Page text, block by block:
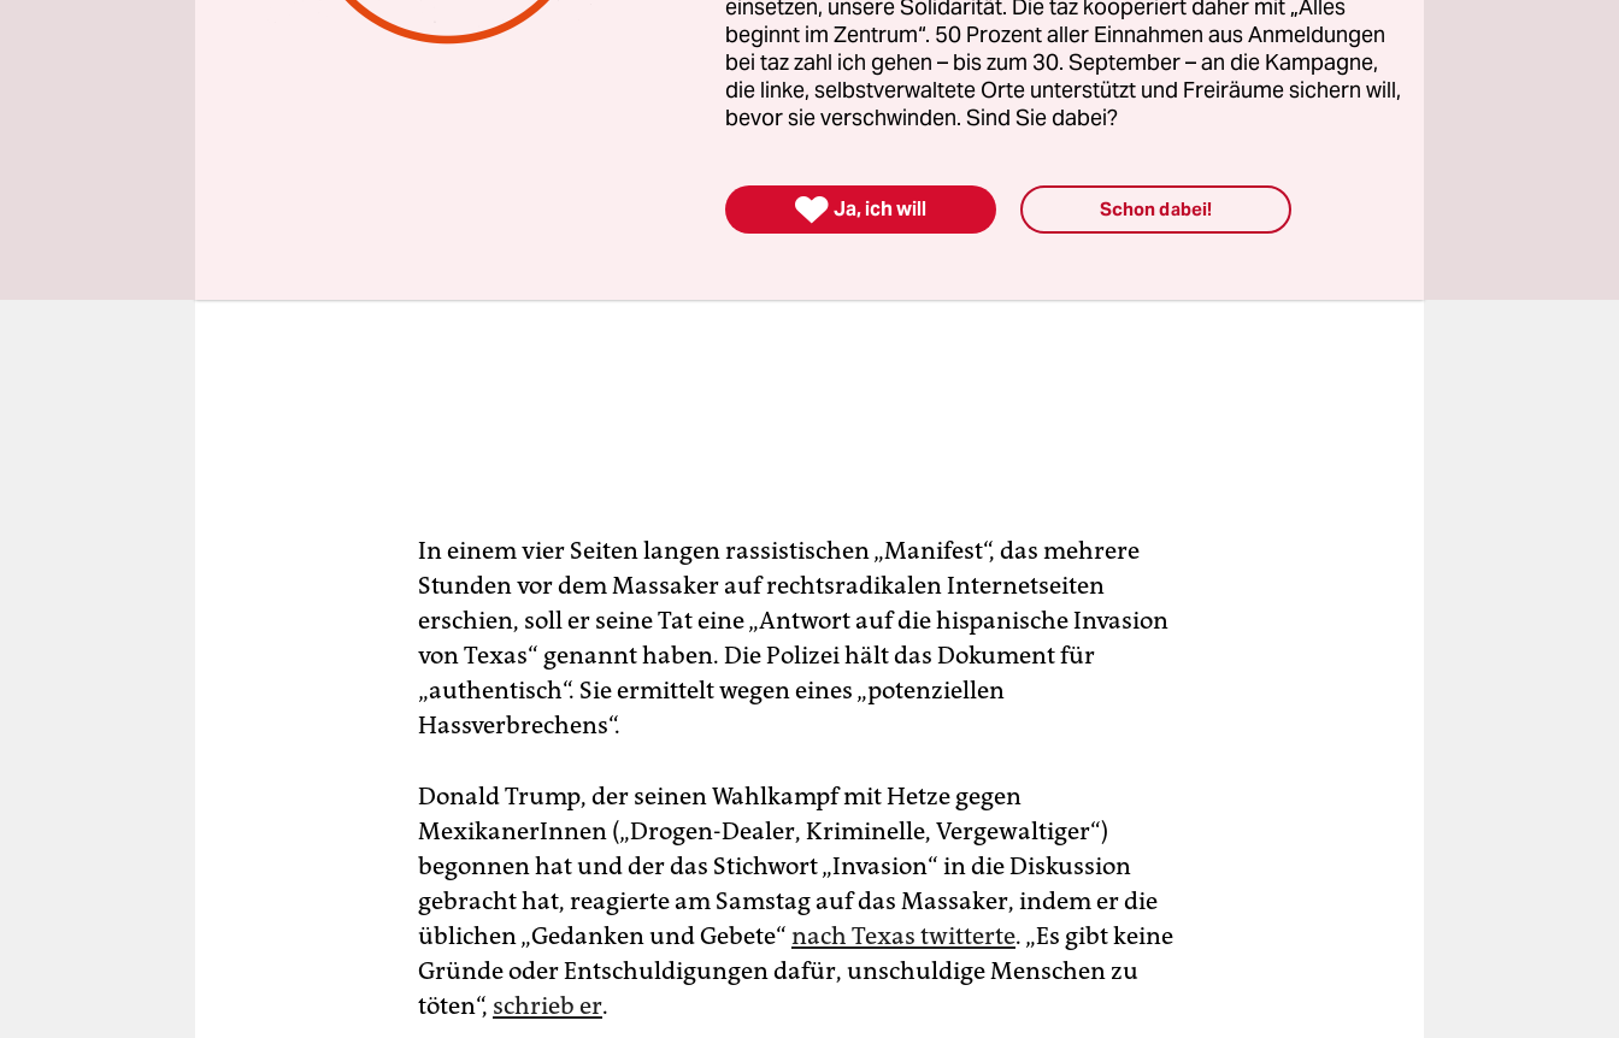
ist mehr als neun Stunden gefahren, um MigrantInnen in der
Grenzstadt zu ermorden.
In einem vier Seiten langen rassistischen „Manifest“, das mehrere
Stunden vor dem Massaker auf rechtsradikalen Internetseiten
erschien, soll er seine Tat eine „Antwort auf die hispanische Invasion
von Texas“ genannt haben. Die Polizei hält das Dokument für
„authentisch“. Sie ermittelt wegen eines „potenziellen
Hassverbrechens“.
Donald Trump, der seinen Wahlkampf mit Hetze gegen
MexikanerInnen („Drogen-Dealer, Kriminelle, Vergewaltiger“)
begonnen hat und der das Stichwort „Invasion“ in die Diskussion
gebracht hat, reagierte am Samstag auf das Massaker, indem er die
üblichen „Gedanken und Gebete“ nach Texas twitterte. „Es gibt keine
Gründe oder Entschuldigungen dafür, unschuldige Menschen zu
töten“, schrieb er.
einsetzen, unsere Solidarität. Die taz kooperiert daher mit „Alles
beginnt im Zentrum“. 50 Prozent aller Einnahmen aus Anmeldungen
bei taz zahl ich gehen – bis zum 30. September – an die Kampagne,
die linke, selbstverwaltete Orte unterstützt und Freiräume sichern will,
bevor sie verschwinden. Sind Sie dabei?
 Ja, ich will Schon dabei!